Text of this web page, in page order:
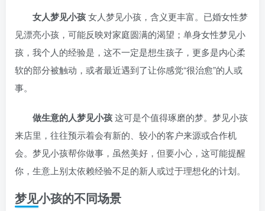
女人梦见小孩女人梦见小孩，含义更丰富。已婚女性梦
见漂亮小孩，可能反映对家庭圆满的渴望；单身女性梦见小
孩，我个人的经验是，这不一定是想生孩子，更多是内心柔
软的部分被触动，或者最近遇到了让你感觉“很治愈”的人或
事。
做生意的人梦见小孩这可是个值得琢磨的梦。梦见小孩
来店里，往往预示着会有新的、较小的客户来源或合作机
会。梦见小孩帮你做事，虽然美好，但要小心，这可能提醒
你，生意上别太依赖经验不足的新人或过于理想化的计划。
梦见小孩的不同场景